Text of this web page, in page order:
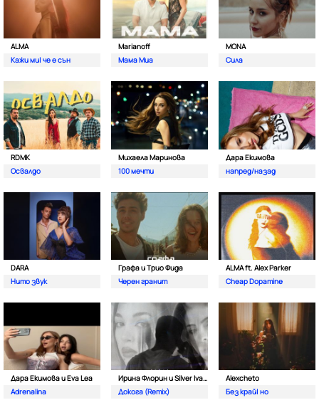
ALMA
Кажи ми| че е сън
Marianoff
Мама Миа
MONA
Сила
RDMK
Освалдо
Михаела Маринова
100 мечти
Дара Екимова
напред/назад
DARA
Нито звук
Графа и Трио Фида
Черен гранит
ALMA ft. Alex Parker
Cheap Dopamine
Дара Екимова и Eva Lea
Adrenalina
Ирина Флорин и Silver Ivanov
Докога (Remix)
Alexcheto
Без край| но